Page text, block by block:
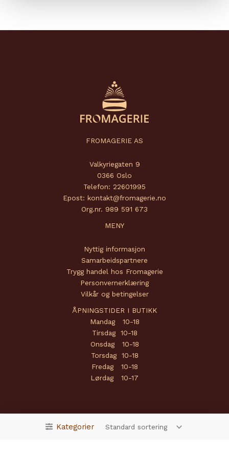
Kategorier
FROMAGERIE AS
Valkyriegaten 9
0366 Oslo
Telefon: 22601995
Epost: kontakt@fromagerie.no
Org.nr. 989 591 673
MENY
Nyttig informasjon
Samarbeidspartnere
Trygg handel hos Fromagerie
Personvernerklæring
Vilkår og betingelser
ÅPNINGSTIDER I BUTIKK
Mandag 10-18
Tirsdag 10-18
Onsdag 10-18
Torsdag 10-18
Fredag 10-18
Lørdag 10-17